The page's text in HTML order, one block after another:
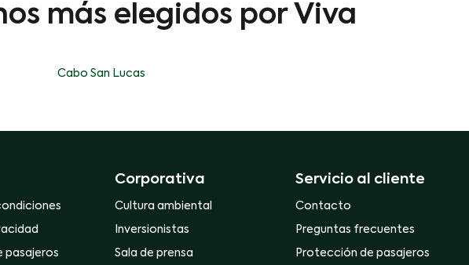
más elegidos por Viva
Cabo San Lucas
pasajeros
Corporativa
Cultura ambiental
Inversionistas
Sala de prensa
Servicio al cliente
Contacto
Preguntas frecuentes
Protección de pasajeros